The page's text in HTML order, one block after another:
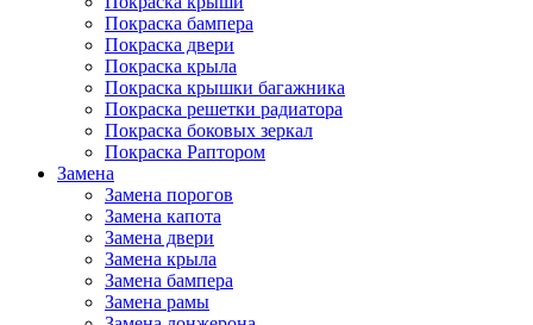
Покраска бампера
Покраска двери
Покраска крыла
Покраска крышки багажника
Покраска решетки радиатора
Покраска боковых зеркал
Покраска Раптором
Замена
Замена порогов
Замена капота
Замена двери
Замена крыла
Замена бампера
Замена рамы